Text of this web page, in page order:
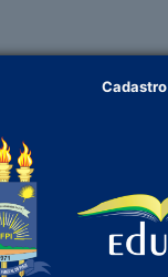
Cadastro